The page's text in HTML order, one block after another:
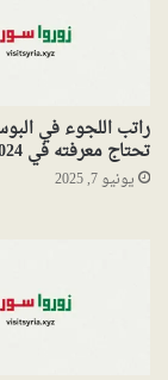
راتب اللجوء في
تحتاج معرفته في 2024
يونيو 7, 2025